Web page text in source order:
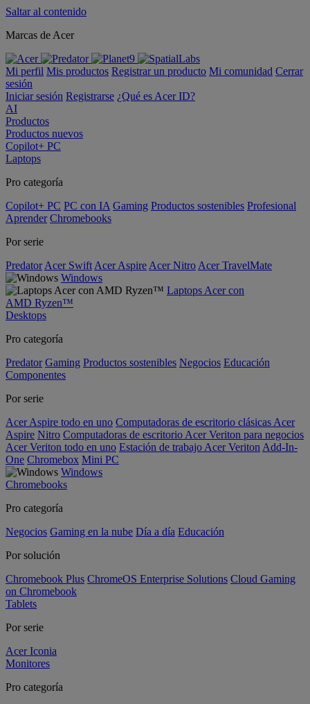
Saltar al contenido
Marcas de Acer
Mi perfil Mis productos Registrar un producto Mi comunidad Cerrar
sesión
Iniciar sesión Registrarse ¿Qué es Acer ID?
AI
Productos
Productos nuevos
Copilot+ PC
Laptops
Pro categoría
Copilot+ PC PC con IA Gaming Productos sostenibles Profesional
Aprender Chromebooks
Por serie
Predator Acer Swift Acer Aspire Acer Nitro Acer TravelMate
Windows
Laptops Acer con
AMD Ryzen™
Desktops
Pro categoría
Predator Gaming Productos sostenibles Negocios Educación
Componentes
Por serie
Acer Aspire todo en uno Computadoras de escritorio clásicas Acer
Aspire Nitro Computadoras de escritorio Acer Veriton para negocios
Acer Veriton todo en uno Estación de trabajo Acer Veriton Add-In-
One Chromebox Mini PC
Windows
Chromebooks
Pro categoría
Negocios Gaming en la nube Día a día Educación
Por solución
Chromebook Plus ChromeOS Enterprise Solutions Cloud Gaming
on Chromebook
Tablets
Por serie
Acer Iconia
Monitores
Pro categoría